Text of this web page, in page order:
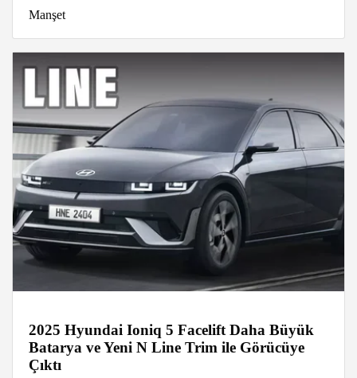
Manşet
2025 Hyundai Ioniq 5 Facelift Daha Büyük
Batarya ve Yeni N Line Trim ile Görücüye
Çıktı